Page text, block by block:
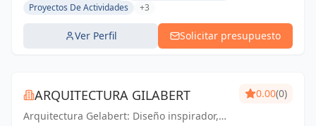
Proyectos De Actividades
+3
Ver Perfil Solicitar presupuesto
ARQUITECTURA GILABERT
Arquitectura Gelabert: Diseño inspirador,
0.00(0)